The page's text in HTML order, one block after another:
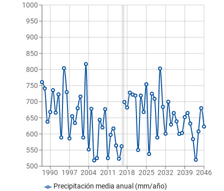
1990 1997 2004 2011 2018 2025 2032 2039 2046
500
550
600
650
700
750
800
850
900
950
1000
Precipitación media anual (mm/año)